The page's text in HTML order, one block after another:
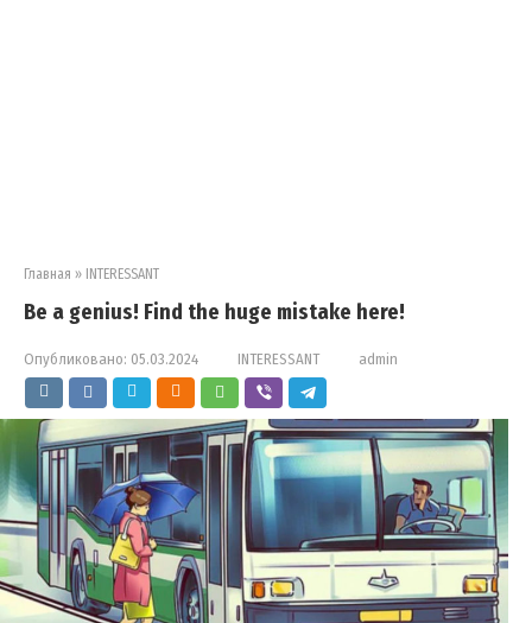
Главная » INTERESSANT
Be a genius! Find the huge mistake here!
Опубликовано: 05.03.2024 INTERESSANT admin